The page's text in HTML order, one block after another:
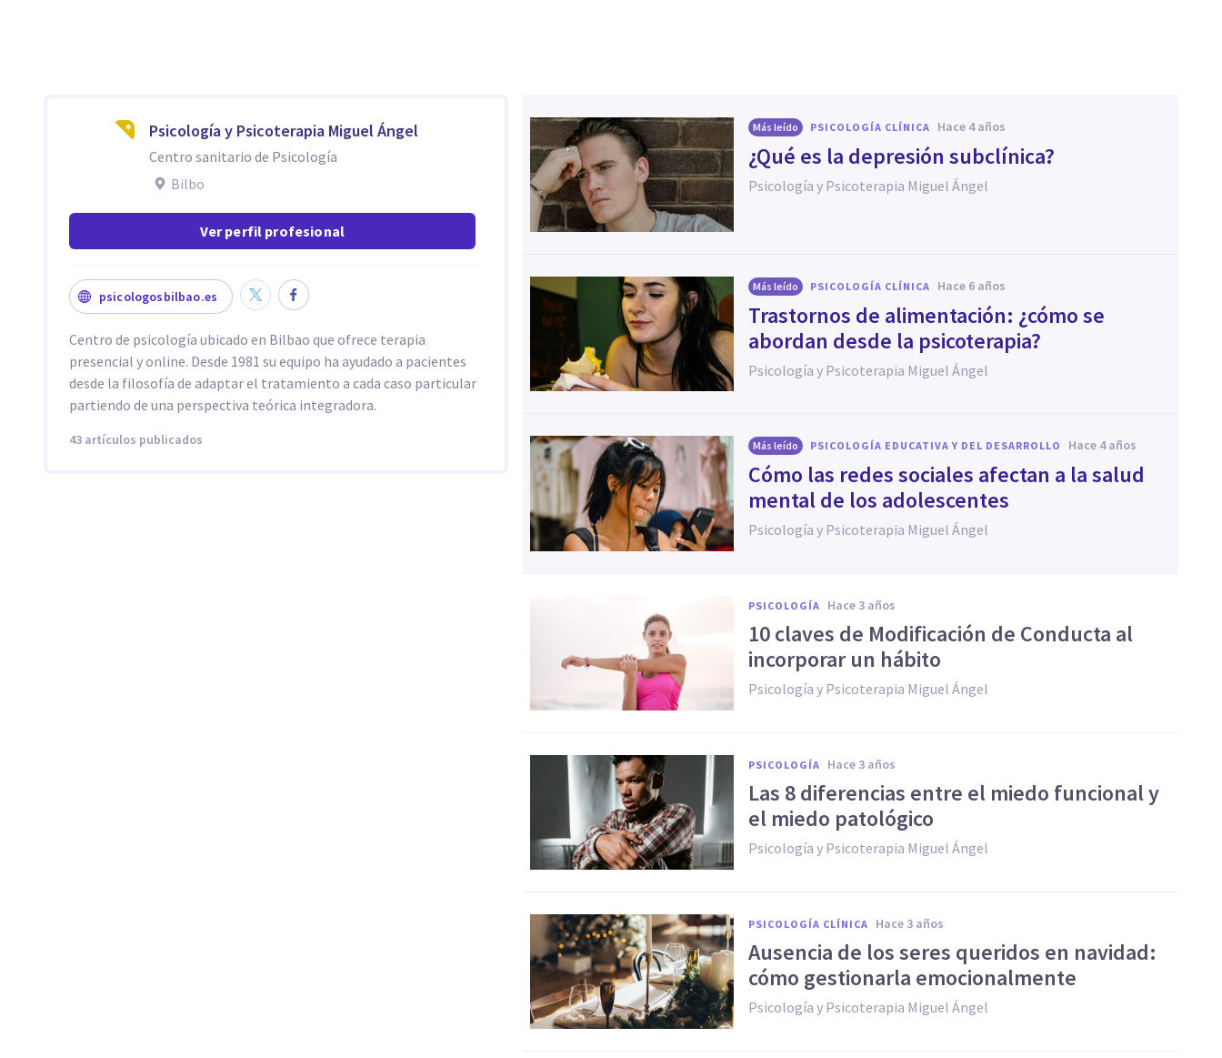
Psicología y Psicoterapia Miguel Ángel
Centro sanitario de Psicología
Bilbo
Ver perfil profesional
psicologosbilbao.es
Centro de psicología ubicado en Bilbao que ofrece terapia
presencial y online. Desde 1981 su equipo ha ayudado a pacientes
desde la filosofía de adaptar el tratamiento a cada caso particular
partiendo de una perspectiva teórica integradora.
43 artículos publicados
Más leído PSICOLOGÍA CLÍNICA hace 4 años
¿Qué es la depresión subclínica?
Psicología y Psicoterapia Miguel Ángel
Más leído PSICOLOGÍA CLÍNICA hace 6 años
Trastornos de alimentación: ¿cómo se
abordan desde la psicoterapia?
Psicología y Psicoterapia Miguel Ángel
Más leído PSICOLOGÍA EDUCATIVA Y DEL DESARROLLO hace 4 años
Cómo las redes sociales afectan a la salud
mental de los adolescentes
Psicología y Psicoterapia Miguel Ángel
PSICOLOGÍA hace 3 años
10 claves de Modificación de Conducta al
incorporar un hábito
Psicología y Psicoterapia Miguel Ángel
PSICOLOGÍA hace 3 años
Las 8 diferencias entre el miedo funcional y
el miedo patológico
Psicología y Psicoterapia Miguel Ángel
PSICOLOGÍA CLÍNICA hace 3 años
Ausencia de los seres queridos en navidad:
cómo gestionarla emocionalmente
Psicología y Psicoterapia Miguel Ángel